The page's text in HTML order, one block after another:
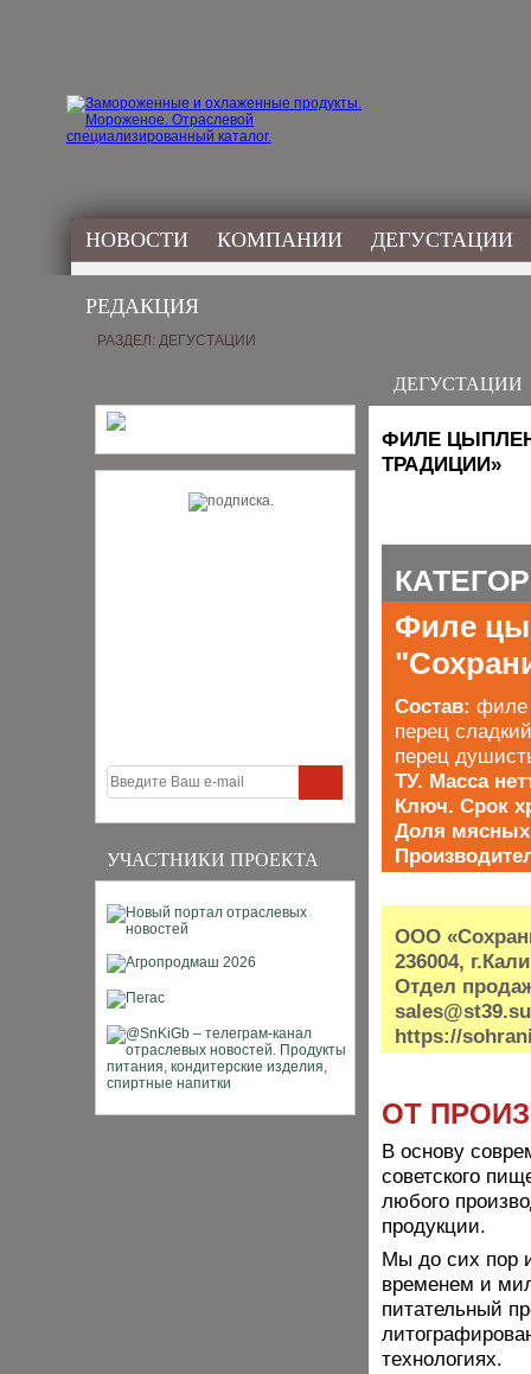
НОВОСТИ КОМПАНИИ ДЕГУСТАЦИИ
РЕДАКЦИЯ
УЧАСТНИКИ ПРОЕКТА
РАЗДЕЛ: ДЕГУСТАЦИИ
ДЕГУСТАЦИИ
ФИЛЕ
ТРАДИЦИИ»
Филе
Состав: филе
перец
перец
ТУ. Масса
Ключ. Срок
Доля мясных
ООО
236004,
Отдел
https://
ОТ
В основу
советского
любого
продукции.
Мы до сих пор
временем и
питательный
технологиях.